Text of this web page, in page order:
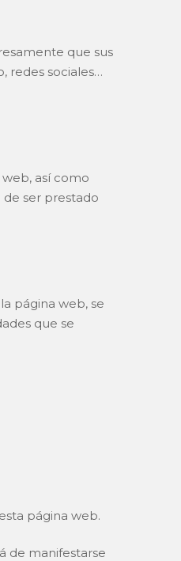
que sus
redes sociales…
así como
ser prestado
página web, se
que se
página web.
de manifestarse